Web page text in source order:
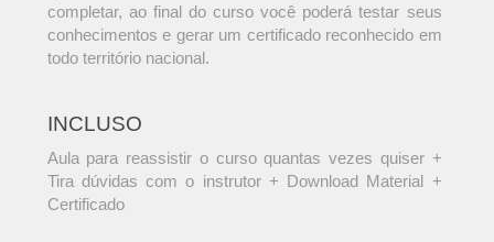
completar, ao final do curso você poderá testar seus
conhecimentos e gerar um certificado reconhecido em
todo território nacional.
INCLUSO
Aula para reassistir o curso quantas vezes quiser +
Tira dúvidas com o instrutor + Download Material +
Certificado